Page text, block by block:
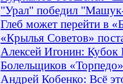
"Урал" победил
Глеб может перейти в
«Крылья Советов»
Алексей Игонин: Кубок
Болельщиков
Андрей Кобенко: Всё